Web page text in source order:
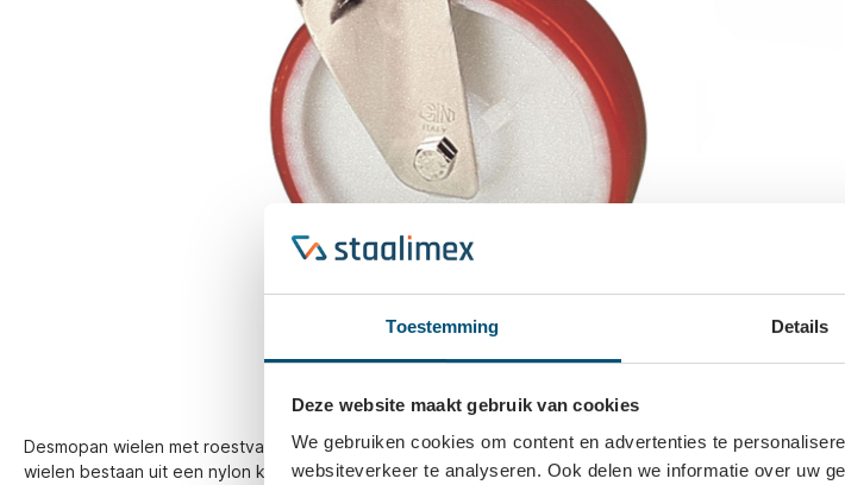
Toestemming Details
Deze website maakt gebruik van cookies
We gebruiken cookies om content en advertenties te
websiteverkeer te analyseren. Ook delen we informatie over uw
Desmopan wielen met roestvaststalen rollager, gemonteerd in volledig roestvaststalen behuizingen. De
wielen bestaan uit een nylon kern met een vast verankerd loopvlak van polyurethaan. Dit materiaal is